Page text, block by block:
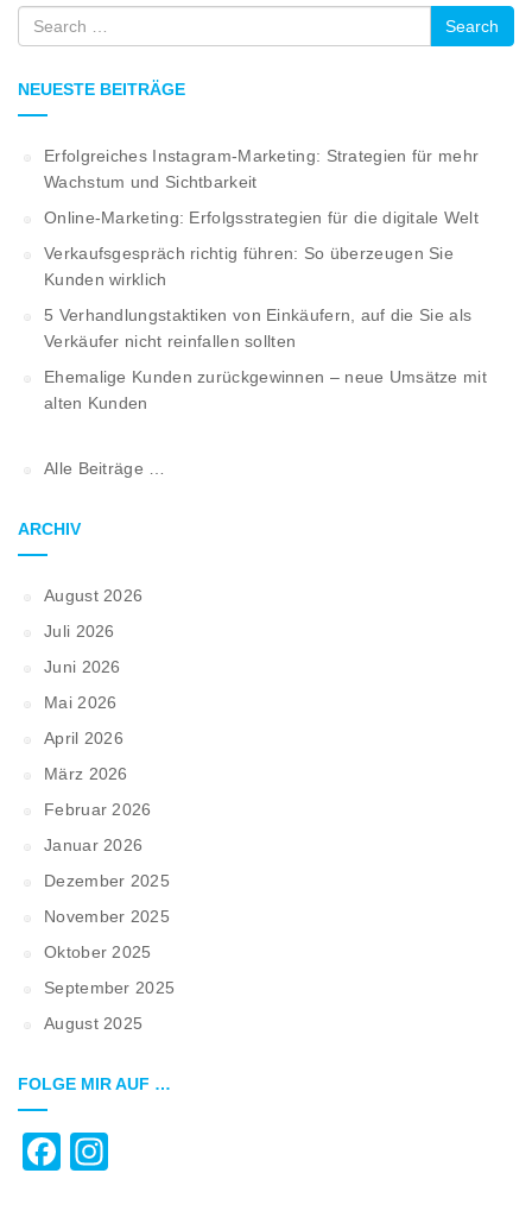
Search
NEUESTE BEITRÄGE
Erfolgreiches Instagram-Marketing: Strategien für mehr
Wachstum und Sichtbarkeit
Online-Marketing: Erfolgsstrategien für die digitale Welt
Verkaufsgespräch richtig führen: So überzeugen Sie
Kunden wirklich
5 Verhandlungstaktiken von Einkäufern, auf die Sie als
Verkäufer nicht reinfallen sollten
Ehemalige Kunden zurückgewinnen – neue Umsätze mit
alten Kunden
Alle Beiträge …
ARCHIV
August 2026
Juli 2026
Juni 2026
Mai 2026
April 2026
März 2026
Februar 2026
Januar 2026
Dezember 2025
November 2025
Oktober 2025
September 2025
August 2025
FOLGE MIR AUF …
Facebook